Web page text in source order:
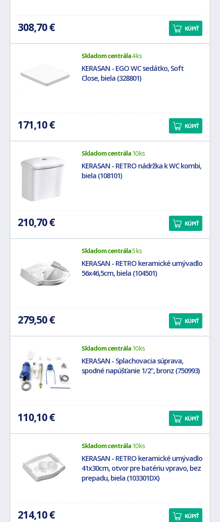
308,70 € KÚPIŤ
Skladom centrála4 ks
KERASAN - EGO WC sedátko, Soft
Close, biela (328801)
171,10 € KÚPIŤ
Skladom centrála10 ks
KERASAN - RETRO nádržka k WC kombi,
biela (108101)
210,70 € KÚPIŤ
Skladom centrála5 ks
KERASAN - RETRO keramické umývadlo
56x46,5cm, biela (104501)
279,50 € KÚPIŤ
Skladom centrála10 ks
KERASAN - Splachovacia súprava,
spodné napúšťanie 1/2", bronz (750993)
110,10 € KÚPIŤ
Skladom centrála10 ks
KERASAN - RETRO keramické umývadlo
41x30cm, otvor pre batériu vpravo, bez
prepadu, biela (103301DX)
214,10 € KÚPIŤ